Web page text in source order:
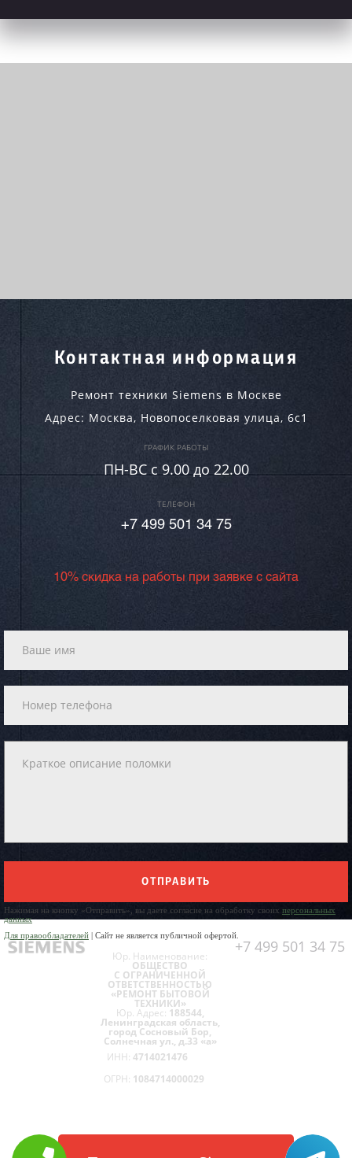
Контактная информация
Ремонт техники Siemens в Москве
Адрес: Москва, Новопоселковая улица, 6с1
ГРАФИК РАБОТЫ
ПН-ВC c 9.00 до 22.00
ТЕЛЕФОН
+7 499 501 34 75
10% скидка на работы при заявке с сайта
ОТПРАВИТЬ
Нажимая на кнопку «Отправить», вы даете согласие на обработку своих персональных
данных
Для правообладателей | Сайт не является публичной офертой.
+7 499 501 34 75
Юр. Наименование:
ОБЩЕСТВО
С ОГРАНИЧЕННОЙ
ОТВЕТСТВЕННОСТЬЮ
«РЕМОНТ БЫТОВОЙ
ТЕХНИКИ»
Юр. Адрес: 188544,
Ленинградская область,
город Сосновый Бор,
Солнечная ул., д.33 «а»
ИНН: 4714021476
ОГРН: 1084714000029